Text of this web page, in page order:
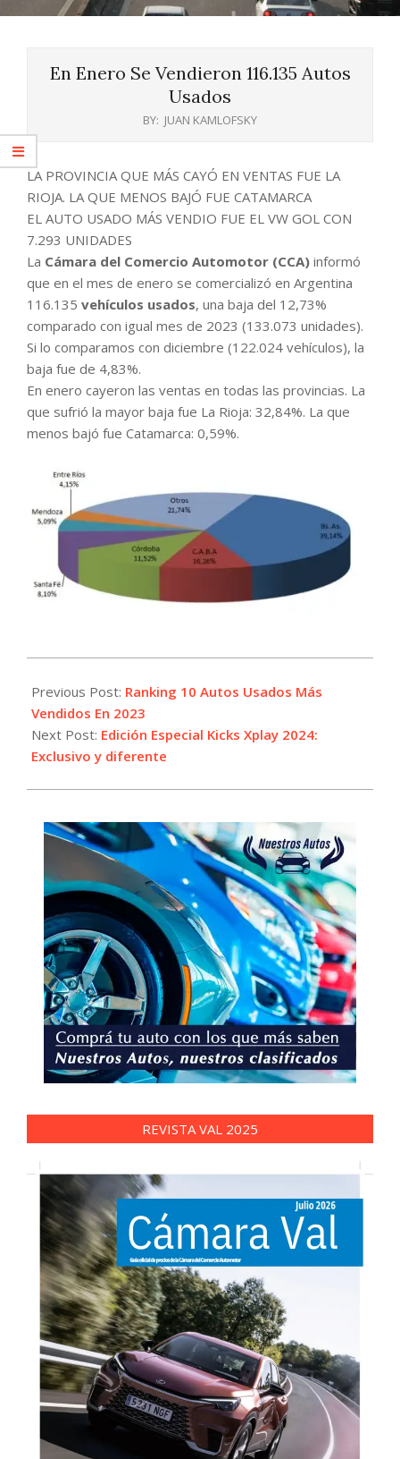
En Enero Se Vendieron 116.135 Autos
Usados
BY: JUAN KAMLOFSKY
LA PROVINCIA QUE MÁS CAYÓ EN VENTAS FUE LA
RIOJA. LA QUE MENOS BAJÓ FUE CATAMARCA
EL AUTO USADO MÁS VENDIO FUE EL VW GOL CON
7.293 UNIDADES
La Cámara del Comercio Automotor (CCA) informó
que en el mes de enero se comercializó en Argentina
116.135 vehículos usados, una baja del 12,73%
comparado con igual mes de 2023 (133.073 unidades).
Si lo comparamos con diciembre (122.024 vehículos), la
baja fue de 4,83%.
En enero cayeron las ventas en todas las provincias. La
que sufrió la mayor baja fue La Rioja: 32,84%. La que
menos bajó fue Catamarca: 0,59%.
02-
16
Previous Post: Ranking 10 Autos Usados Más
Vendidos En 2023
Next Post: Edición Especial Kicks Xplay 2024:
Exclusivo y diferente
REVISTA VAL 2025